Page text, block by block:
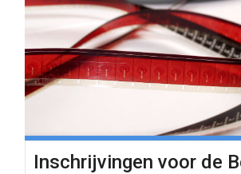
Inschrijvingen voor de